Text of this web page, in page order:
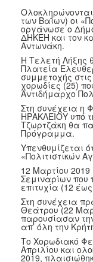
2015
2013
2012
2011
2010
2006
ΔΗΜΟΤΗΣ
ΕΠΙΣΚΕΠΤΗΣ
ΗΡΑΚΛΕΙΟ
Ολοκληρώνονται
των Βαΐων) οι
οργάνωσε ο
ΔΗΚΕΗ και τον
Αντωνάκη.
Η Τελετή Λήξης
Πλατεία
συμμετοχής
χορωδίες (25)
Αντιδήμαρχο
Στη συνέχεια
ΗΡΑΚΛΕΙΟΥ υπό
Τζωρτζάκη θα
Πρόγραμμα.
Υπενθυμίζεται
«Πολιτιστικών
12 Μαρτίου
Σεμιναρίων
επιτυχία (12
Στη συνέχεια
Θεάτρου (22
παρουσίασαν
απ’ όλη την
Το Χορωδιακό
Απριλίου και
2019,